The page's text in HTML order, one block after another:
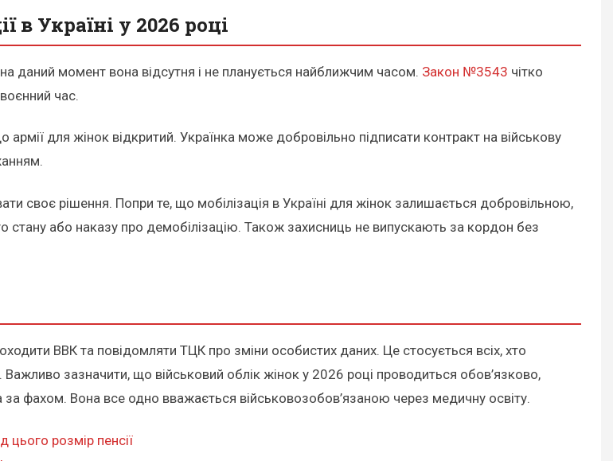
в Україні у 2026 році
даний момент вона відсутня і не планується найближчим часом. Закон №3543 чітко
час.
для жінок відкритий. Українка може добровільно підписати контракт на військову
своє рішення. Попри те, що мобілізація в Україні для жінок залишається добровільною,
стану або наказу про демобілізацію. Також захисниць не випускають за кордон без
ВВК та повідомляти ТЦК про зміни особистих даних. Це стосується всіх, хто
зазначити, що військовий облік жінок у 2026 році проводиться обов’язково,
фахом. Вона все одно вважається військовозобов’язаною через медичну освіту.
цього розмір пенсії